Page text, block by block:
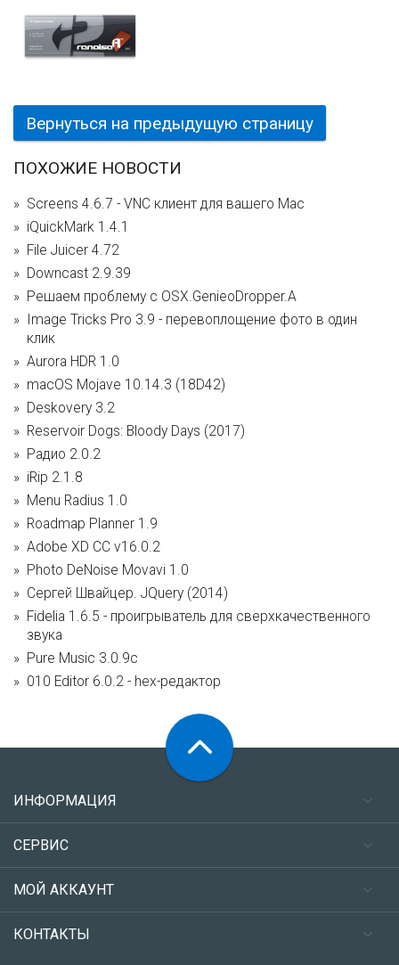
Вернуться на предыдущую страницу
ПОХОЖИЕ НОВОСТИ
Screens 4.6.7 - VNC клиент для вашего Mac
iQuickMark 1.4.1
File Juicer 4.72
Downcast 2.9.39
Решаем проблему с OSX.GenieoDropper.A
Image Tricks Pro 3.9 - перевоплощение фото в один
клик
Aurora HDR 1.0
macOS Mojave 10.14.3 (18D42)
Deskovery 3.2
Reservoir Dogs: Bloody Days (2017)
Радио 2.0.2
iRip 2.1.8
Menu Radius 1.0
Roadmap Planner 1.9
Adobe XD CC v16.0.2
Photo DeNoise Movavi 1.0
Сергей Швайцер. JQuery (2014)
Fidelia 1.6.5 - проигрыватель для сверхкачественного
звука
Pure Music 3.0.9c
010 Editor 6.0.2 - hex-редактор
ИНФОРМАЦИЯ
СЕРВИС
МОЙ АККАУНТ
КОНТАКТЫ